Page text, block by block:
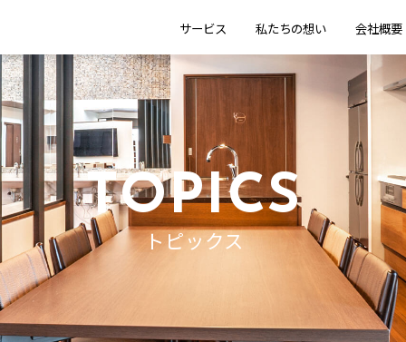
サービス 私たちの想い 会社概要
TOPICS
トピックス